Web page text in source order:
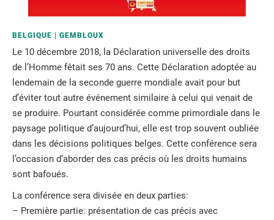
BELGIQUE GEMBLOUX
Le 10 décembre 2018, la Déclaration universelle des droits
de l’Homme fêtait ses 70 ans. Cette Déclaration adoptée au
lendemain de la seconde guerre mondiale avait pour but
d’éviter tout autre événement similaire à celui qui venait de
se produire. Pourtant considérée comme primordiale dans le
paysage politique d’aujourd’hui, elle est trop souvent oubliée
dans les décisions politiques belges. Cette conférence sera
l’occasion d’aborder des cas précis où les droits humains
sont bafoués.
La conférence sera divisée en deux parties:
– Première partie: présentation de cas précis avec